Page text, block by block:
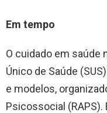
Em tempo
O cuidado em saúde
Único de Saúde
e modelos,
Psicossocial (RAPS).